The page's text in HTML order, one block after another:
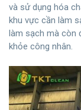
và sử dụng hóa
khu vực cần làm
làm sạch mà còn
khỏe công nhân.